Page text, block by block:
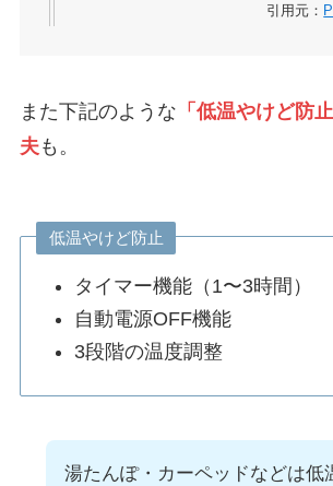
引用元：
また下記のような 「低温やけど防
夫も。
低温やけど防止
タイマー機能（1〜3時間）
自動電源OFF機能
3段階の温度調整
湯たんぽ・カーペッドなどは低